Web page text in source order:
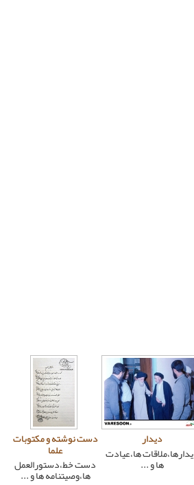
دست نوشته و مکتوبات
علما
دست خط،دستورالعمل
ها،وصیتنامه ها و ...